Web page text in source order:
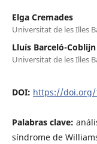
Elga Cremades
Universitat de les Illes
Lluís Barceló-Coblijn
Universitat de les Illes
DOI: https://doi.org/
Palabras clave:
síndrome de